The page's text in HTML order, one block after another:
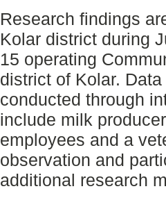
Research findings
Kolar district during
15 operating
district of Kolar.
conducted through
include milk
employees and a
observation and
additional research